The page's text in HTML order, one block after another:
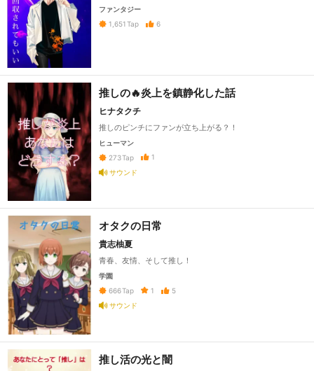
ファンタジー
1,651 Tap 6
推しの🔥炎上を鎮静化した話
ヒナタクチ
推しのピンチにファンが立ち上がる？！
ヒューマン
273Tap
1
サウンド
オタクの日常
貴志柚夏
青春、友情、そして推し！
学園
666Tap 1
5
サウンド
推し活の光と闇